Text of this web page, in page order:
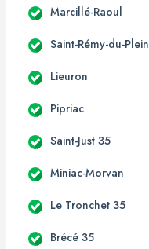
Marcillé-Raoul
Saint-Rémy-du-Plein
Lieuron
Pipriac
Saint-Just 35
Miniac-Morvan
Le Tronchet 35
Brécé 35